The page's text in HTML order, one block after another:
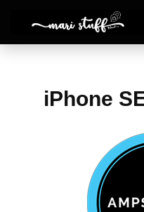
Aller
contenu
iPhone